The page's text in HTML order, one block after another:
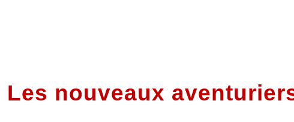
Les nouveaux